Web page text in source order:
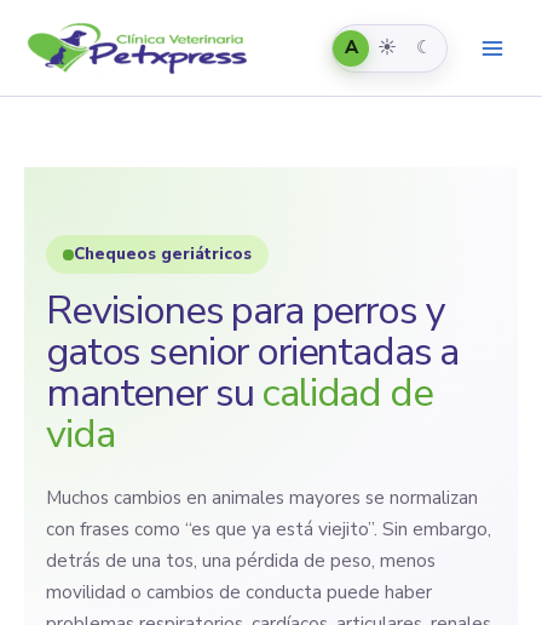
contenido
A
☀
☾
Chequeos geriátricos
Revisiones para perros y
gatos senior orientadas a
mantener su calidad de
vida
Muchos cambios en animales mayores se normalizan
con frases como “es que ya está viejito”. Sin embargo,
detrás de una tos, una pérdida de peso, menos
movilidad o cambios de conducta puede haber